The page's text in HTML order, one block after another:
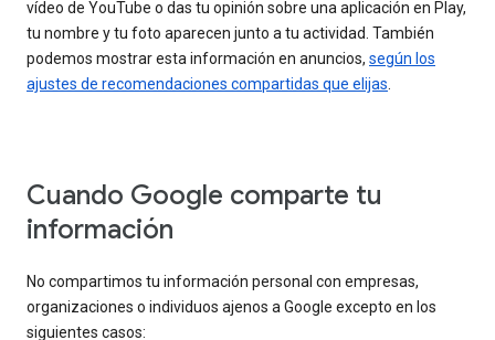
vídeo de YouTube o das tu opinión sobre una aplicación en Play,
tu nombre y tu foto aparecen junto a tu actividad. También
podemos mostrar esta información en anuncios, según los
ajustes de recomendaciones compartidas que elijas
Cuando Google comparte tu
información
No compartimos tu información personal con empresas,
organizaciones o individuos ajenos a Google excepto en los
siguientes casos: